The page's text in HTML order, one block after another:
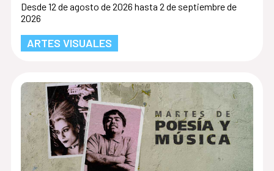
Desde 12 de agosto de 2026 hasta 2 de septiembre de
2026
ARTES VISUALES